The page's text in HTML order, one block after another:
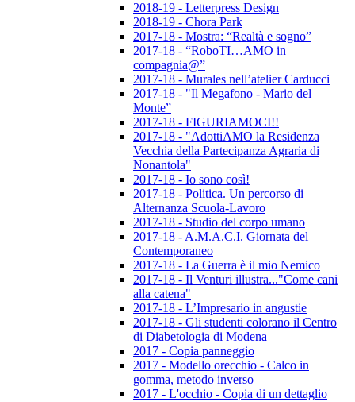
2018-19 - Letterpress Design
2018-19 - Chora Park
2017-18 - Mostra: “Realtà e sogno”
2017-18 - “RoboTI…AMO in
compagnia@”
2017-18 - Murales nell’atelier Carducci
2017-18 - "Il Megafono - Mario del
Monte”
2017-18 - FIGURIAMOCI!!
2017-18 - "AdottiAMO la Residenza
Vecchia della Partecipanza Agraria di
Nonantola"
2017-18 - Io sono così!
2017-18 - Politica. Un percorso di
Alternanza Scuola-Lavoro
2017-18 - Studio del corpo umano
2017-18 - A.M.A.C.I. Giornata del
Contemporaneo
2017-18 - La Guerra è il mio Nemico
2017-18 - Il Venturi illustra..."Come cani
alla catena"
2017-18 - L’Impresario in angustie
2017-18 - Gli studenti colorano il Centro
di Diabetologia di Modena
2017 - Copia panneggio
2017 - Modello orecchio - Calco in
gomma, metodo inverso
2017 - L'occhio - Copia di un dettaglio